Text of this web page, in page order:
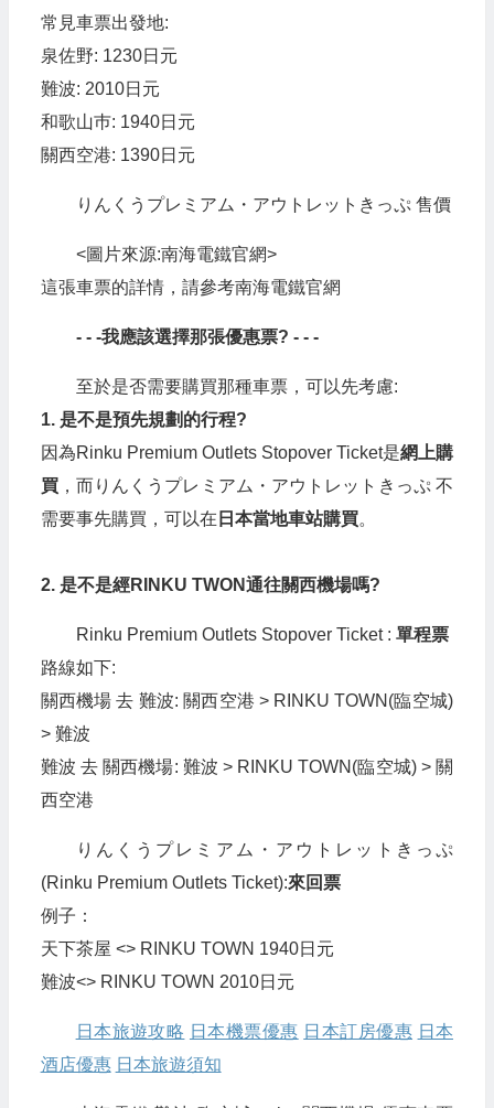
常見車票出發地:
泉佐野: 1230日元
難波: 2010日元
和歌山巿: 1940日元
關西空港: 1390日元
りんくうプレミアム・アウトレットきっぷ 售價
<圖片來源:南海電鐵官網>
這張車票的詳情，請參考南海電鐵官網
- - -我應該選擇那張優惠票? - - -
至於是否需要購買那種車票，可以先考慮:
1. 是不是預先規劃的行程?
因為Rinku Premium Outlets Stopover Ticket是網上購
買，而りんくうプレミアム・アウトレットきっぷ 不
需要事先購買，可以在 日本當地車站購買。
2. 是不是經RINKU TWON通往關西機場嗎?
Rinku Premium Outlets Stopover Ticket : 單程票
路線如下:
關西機場 去 難波: 關西空港 > RINKU TOWN(臨空城)
> 難波
難波 去 關西機場: 難波 > RINKU TOWN(臨空城) > 關
西空港
りんくうプレミアム・アウトレットきっぷ
(Rinku Premium Outlets Ticket):來回票
例子：
天下茶屋 <> RINKU TOWN 1940日元
難波<> RINKU TOWN 2010日元
日本旅遊攻略 日本機票優惠 日本訂房優惠 日本
酒店優惠 日本旅遊須知